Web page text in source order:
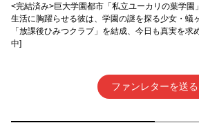
<完結済み>巨大学園都市「私立ユーカリの葉学園
生活に胸躍らせる彼は、学園の謎を探る少女・蟻
「放課後ひみつクラブ」を結成、今日も真実を求
中]
ファンレターを送る